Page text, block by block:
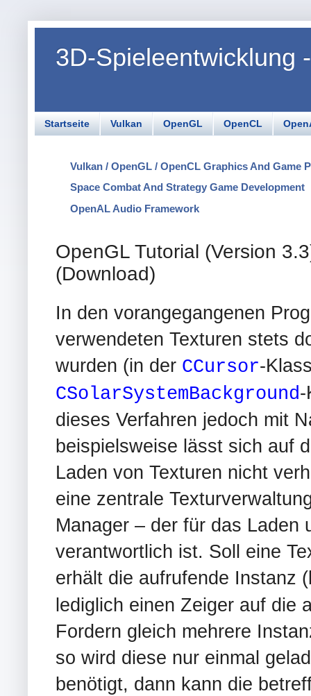
3D-Spieleentwicklung
Startseite Vulkan OpenGL OpenCL
Vulkan / OpenGL / OpenCL Graphics And Game
Space Combat And Strategy Game Development
OpenAL Audio Framework
OpenGL Tutorial (Version
(Download)
In den vorangegangenen
verwendeten Texturen stets
wurden (in der CCursor-
CSolarSystemBackground-
dieses Verfahren jedoch mit
beispielsweise lässt sich auf
Laden von Texturen nicht
eine zentrale
Manager – der für das Laden
verantwortlich ist. Soll eine
erhält die aufrufende Instanz
lediglich einen Zeiger auf die
Fordern gleich mehrere
so wird diese nur einmal
benötigt, dann kann die